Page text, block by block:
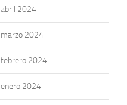
abril 2024
marzo 2024
febrero 2024
enero 2024